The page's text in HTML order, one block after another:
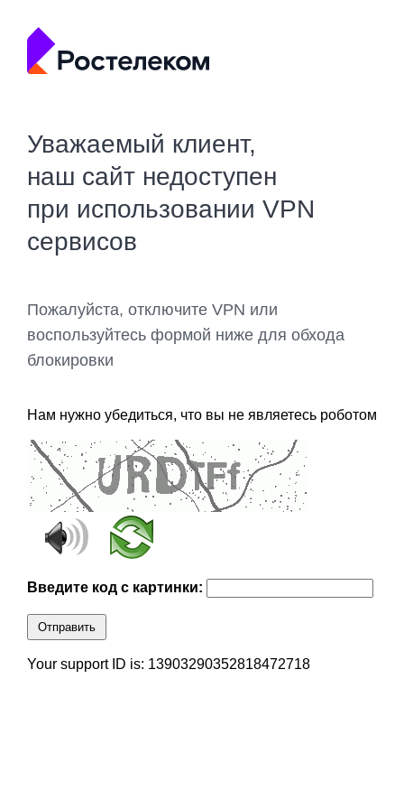
Уважаемый клиент,
наш сайт недоступен
при использовании VPN
сервисов
Пожалуйста, отключите VPN или
воспользуйтесь формой ниже для обхода
блокировки
Нам нужно убедиться, что вы не являетесь роботом
Введите код с картинки:
Отправить
Your support ID is: 13903290352818472718